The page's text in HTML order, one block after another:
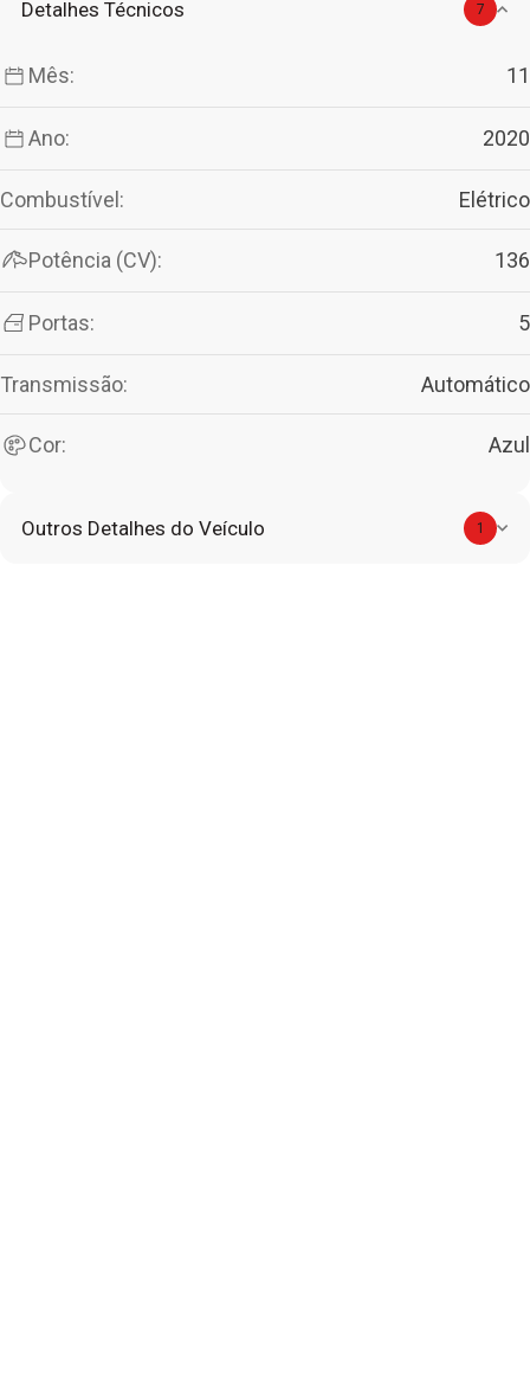
Detalhes Técnicos 7
Mês: 11
Ano: 2020
Combustível: Elétrico
Potência (CV): 136
Portas: 5
Transmissão: Automático
Cor: Azul
Outros Detalhes do Veículo 1